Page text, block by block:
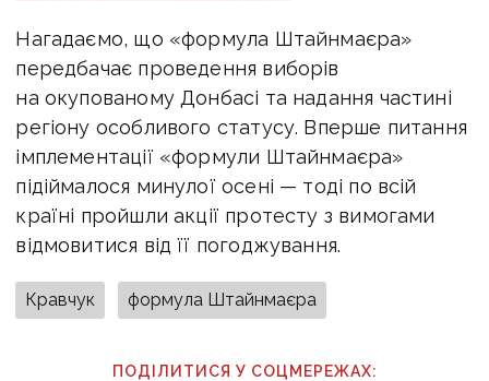
Нагадаємо, що «формула Штайнмаєра»
передбачає проведення виборів
на окупованому Донбасі та надання частині
регіону особливого статусу. Вперше питання
імплементації «формули Штайнмаєра»
підіймалося минулої осені — тоді по всій
країні пройшли акції протесту з вимогами
відмовитися від її погоджування.
Кравчук формула Штайнмаєра
ПОДІЛИТИСЯ У СОЦМЕРЕЖАХ: